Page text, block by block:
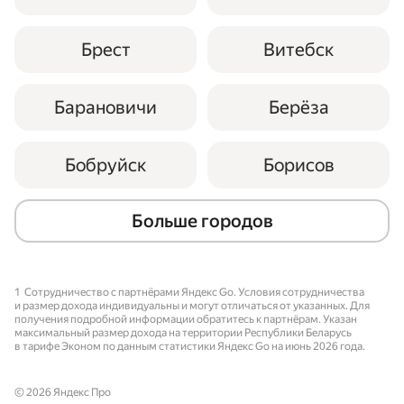
видел его в своём приложении.
Если в заказе что-то идёт не по плану,
например, произошло значительное
продолжительная остановка или
завершение поездки далеко от точки
Б, с водителем и его пассажиром
связывается команда безопасности.
Брест Витебск
Барановичи Берёза
Бобруйск Борисов
Больше городов
1 Сотрудничество с партнёрами Яндекс Go. Условия сотрудничества
и размер дохода индивидуальны и могут отличаться от указанных. Для
получения подробной информации обратитесь к партнёрам. Указан
максимальный размер дохода на территории Республики Беларусь
в тарифе Эконом по данным статистики Яндекс Go на июнь 2026 года.
© 2026 Яндекс Про